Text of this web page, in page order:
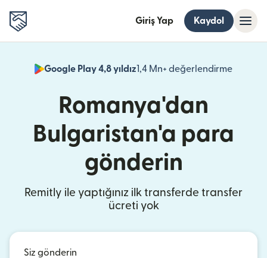
Giriş Yap Kaydol
Google Play 4,8 yıldız1,4 Mn+ değerlendirme
Romanya'dan
Bulgaristan'a para
gönderin
Remitly ile yaptığınız ilk transferde transfer
ücreti yok
Siz gönderin